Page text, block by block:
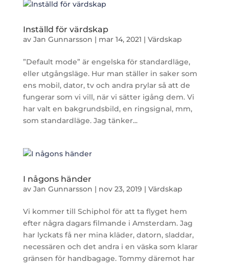
Inställd för värdskap
av Jan Gunnarsson | mar 14, 2021 | Värdskap
”Default mode” är engelska för standardläge,
eller utgångsläge. Hur man ställer in saker som
ens mobil, dator, tv och andra prylar så att de
fungerar som vi vill, när vi sätter igång dem. Vi
har valt en bakgrundsbild, en ringsignal, mm,
som standardläge. Jag tänker...
I någons händer
av Jan Gunnarsson | nov 23, 2019 | Värdskap
Vi kommer till Schiphol för att ta flyget hem
efter några dagars filmande i Amsterdam. Jag
har lyckats få ner mina kläder, datorn, sladdar,
necessären och det andra i en väska som klarar
gränsen för handbagage. Tommy däremot har